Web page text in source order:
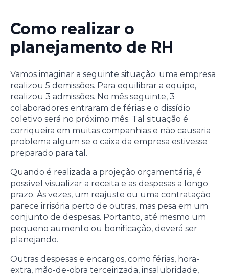
Como realizar o
planejamento de RH
Vamos imaginar a seguinte situação: uma empresa
realizou 5 demissões. Para equilibrar a equipe,
realizou 3 admissões. No mês seguinte, 3
colaboradores entraram de férias e o dissídio
coletivo será no próximo mês. Tal situação é
corriqueira em muitas companhias e não causaria
problema algum se o caixa da empresa estivesse
preparado para tal.
Quando é realizada a projeção orçamentária, é
possível visualizar a receita e as despesas a longo
prazo. Às vezes, um reajuste ou uma contratação
parece irrisória perto de outras, mas pesa em um
conjunto de despesas. Portanto, até mesmo um
pequeno aumento ou bonificação, deverá ser
planejando.
Outras despesas e encargos, como férias, hora-
extra, mão-de-obra terceirizada, insalubridade,